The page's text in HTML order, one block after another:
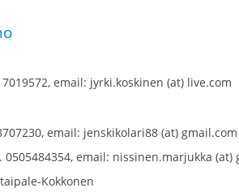
email: jyrki.koskinen (at) live.com
email: jenskikolari88 (at) gmail.com
email: nissinen.marjukka (at)
Kokkonen